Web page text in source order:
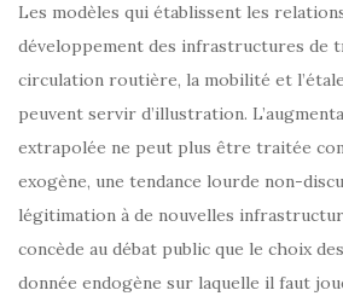
Les modèles qui établissent les
développement des infrastructures de
circulation routière, la mobilité et
peuvent servir d’illustration.
extrapolée ne peut plus être traitée
exogène, une tendance lourde non-
légitimation à de nouvelles
concède au débat public que le choix
donnée endogène sur laquelle il faut